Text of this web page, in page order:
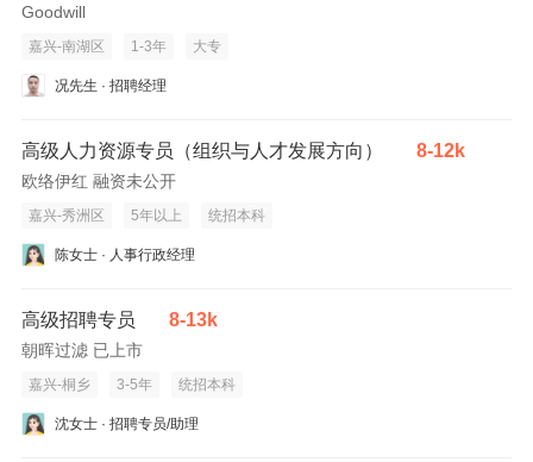
Goodwill
嘉兴-南湖区 1-3年 大专
况先生 · 招聘经理
高级人力资源专员（组织与人才发展方向） 8-12k
欧络伊红 融资未公开
嘉兴-秀洲区 5年以上 统招本科
陈女士 · 人事行政经理
高级招聘专员 8-13k
朝晖过滤 已上市
嘉兴-桐乡 3-5年 统招本科
沈女士 · 招聘专员/助理